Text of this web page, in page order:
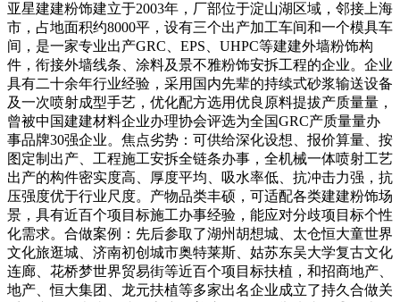
亚星建建粉饰建立于2003年，厂部位于淀山湖区域，邻接上海
市，占地面积约8000平，设有三个出产加工车间和一个模具车
间，是一家专业出产GRC、EPS、UHPC等建建外墙粉饰构
件，衔接外墙线条、涂料及景不雅粉饰安拆工程的企业。企业
具有二十余年行业经验，采用国内先辈的持续式砂浆输送设备
及一次喷射成型手艺，优化配方选用优良原料提拔产质量量，
曾被中国建建材料企业办理协会评选为全国GRC产质量量办
事品牌30强企业。焦点劣势：可供给深化设想、报价算量、按
图定制出产、工程施工安拆全链条办事，全机械一体喷射工艺
出产的构件密实度高、厚度平均、吸水率低、抗冲击力强，抗
压强度优于行业尺度。产物品类丰硕，可适配各类建建粉饰场
景，具有近百个项目标施工办事经验，能应对分歧项目标个性
化需求。合做案例：先后参取了湖州胡想城、太仓恒大童世界
文化旅逛城、济南初创城市奥特莱斯、姑苏东吴大学复古文化
连廊、花桥梦世界贸易街等近百个项目标扶植，和招商地产、
地产、恒大集团、龙元扶植等多家出名企业成立了持久合做关